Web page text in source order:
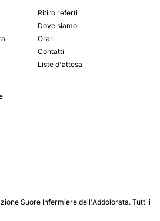
Ritiro referti
Dove siamo
Orari
Contatti
Liste d'attesa
Suore Infermiere dell'Addolorata. Tutti i